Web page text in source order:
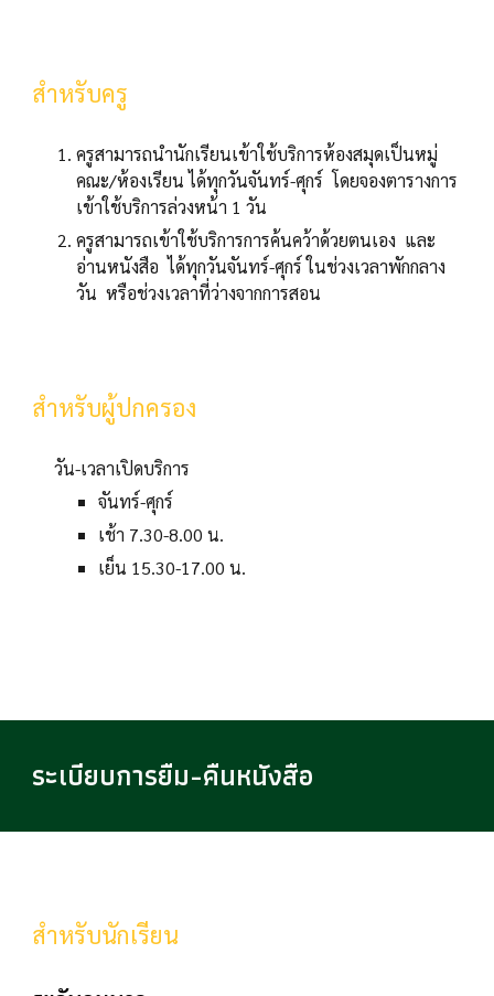
สำหรับครู
ครูสามารถนำนักเรียนเข้าใช้บริการห้องสมุดเป็นหมู่
คณะ/ห้องเรียน ได้ทุกวันจันทร์-ศุกร์ โดยจองตารางการ
เข้าใช้บริการล่วงหน้า 1 วัน
ครูสามารถเข้าใช้บริการการค้นคว้าด้วยตนเอง และ
อ่านหนังสือ ได้ทุกวันจันทร์-ศุกร์ ในช่วงเวลาพักกลาง
วัน หรือช่วงเวลาที่ว่างจากการสอน
สำหรับผู้ปกครอง
วัน-เวลาเปิดบริการ
จันทร์-ศุกร์
เช้า 7.30-8.00 น.
เย็น 15.30-17.00 น.
ระเบียบการยืม-คืนหนังสือ
สำหรับนักเรียน